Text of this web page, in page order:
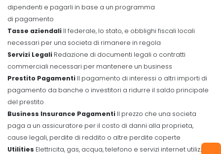
dipendenti e pagarli in base a un programma
di pagamento
Tasse aziendali Il federale, lo stato, e obblighi fiscali locali
necessari per una societa di rimanere in regola
Servizi Legali Redazione di documenti legali o contratti
commerciali necessari per mantenere un business
Prestito Pagamenti Il pagamento di interessi o altri importi di
pagamento da banche o investitori a ridurre il saldo principale
del prestito
Business Insurance Pagamenti Il prezzo che una societa
paga a un assicuratore per il costo di danni alla proprieta,
cause legali, perdite di reddito o altre perdite coperte
Utilities Elettricita, gas, acqua, telefono e servizi internet utilizzati